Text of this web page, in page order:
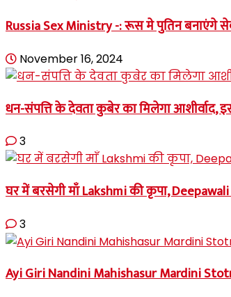
Russia Sex Ministry -: रूस मे पुतिन बनाएंगे
November 16, 2024
धन-संपत्ति के देवता कुबेर का मिलेगा
3
घर में बरसेगी माँ Lakshmi की कृपा,
3
Ayi Giri Nandini Mahishasur Mardini